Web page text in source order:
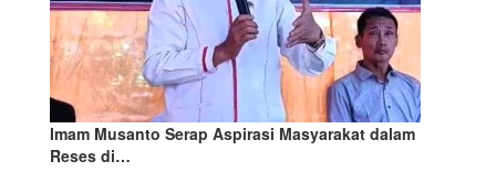
Imam Musanto Serap Aspirasi Masyarakat dalam
Reses di…